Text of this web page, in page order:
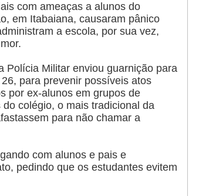
com ameaças a alunos do
em Itabaiana, causaram pânico
a escola, por sua vez,
Polícia Militar enviou guarnição para
para prevenir possíveis atos
por ex-alunos em grupos de
colégio, o mais tradicional da
para não chamar a
com alunos e pais e
pedindo que os estudantes evitem